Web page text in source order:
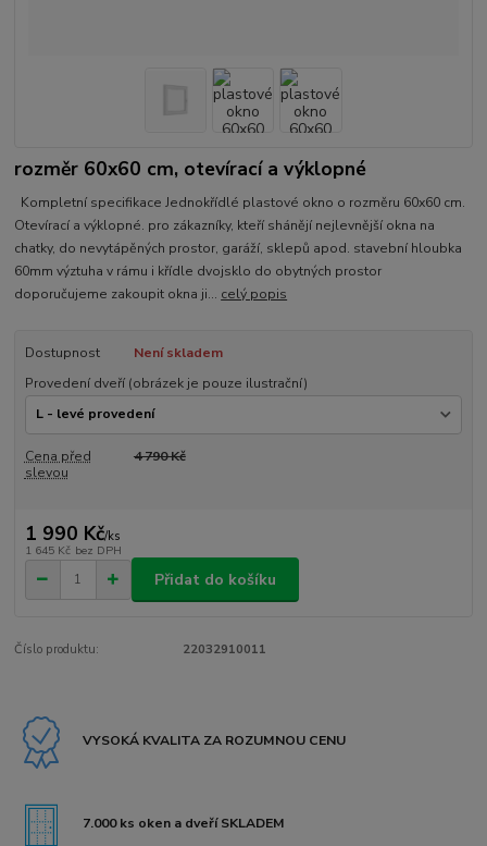
rozměr 60x60 cm, otevírací a výklopné
Kompletní specifikace Jednokřídlé plastové okno o rozměru 60x60 cm.
Otevírací a výklopné. pro zákazníky, kteří shánějí nejlevnější okna na
chatky, do nevytápěných prostor, garáží, sklepů apod. stavební hloubka
60mm výztuha v rámu i křídle dvojsklo do obytných prostor
doporučujeme zakoupit okna ji... celý popis
Dostupnost
Není skladem
Provedení dveří (obrázek je pouze ilustrační)
Cena před
slevou
4 790 Kč
1 990 Kč/ks
1 645 Kč bez DPH
Přidat do košíku
Číslo produktu: 22032910011
VYSOKÁ KVALITA ZA ROZUMNOU CENU
7.000 ks oken a dveří SKLADEM